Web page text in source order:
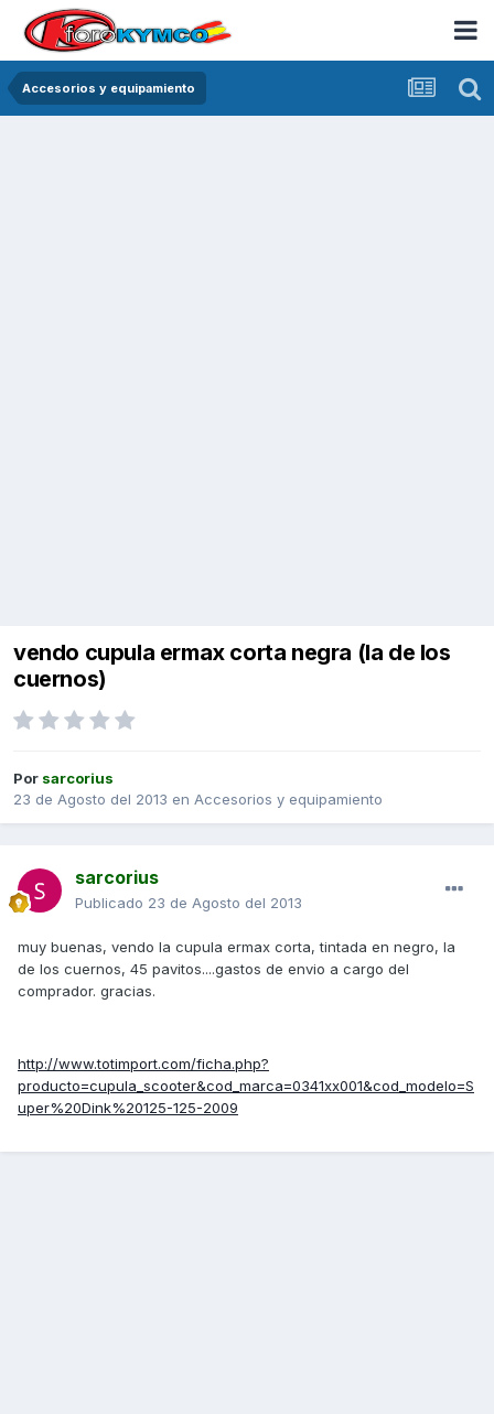
Accesorios y equipamiento
vendo cupula ermax corta negra (la de los
cuernos)
Por sarcorius
23 de Agosto del 2013 en Accesorios y equipamiento
sarcorius
Publicado 23 de Agosto del 2013
muy buenas, vendo la cupula ermax corta, tintada en negro, la
de los cuernos, 45 pavitos....gastos de envio a cargo del
comprador. gracias.
http://www.totimport.com/ficha.php?
producto=cupula_scooter&cod_marca=0341xx001&cod_modelo=S
uper%20Dink%20125-125-2009